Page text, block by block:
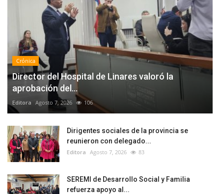
Crónica
Director del Hospital de Linares valoró la
aprobación del...
Editora Agosto 7, 2026 106
Dirigentes sociales de la provincia se
reunieron con delegado...
Editora Agosto 7, 2026 83
SEREMI de Desarrollo Social y Familia
refuerza apoyo al...